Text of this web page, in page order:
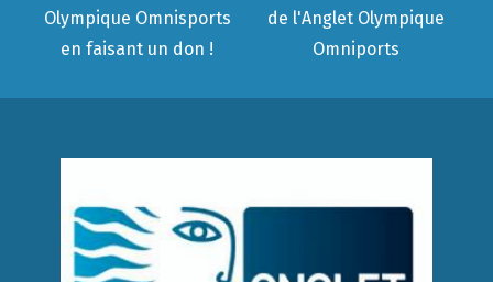
Olympique Omnisports
en faisant un don !
de l'Anglet Olympique
Omniports